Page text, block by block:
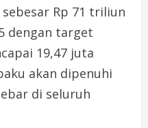
Rp 71 triliun
dengan target
19,47 juta
akan dipenuhi
di seluruh